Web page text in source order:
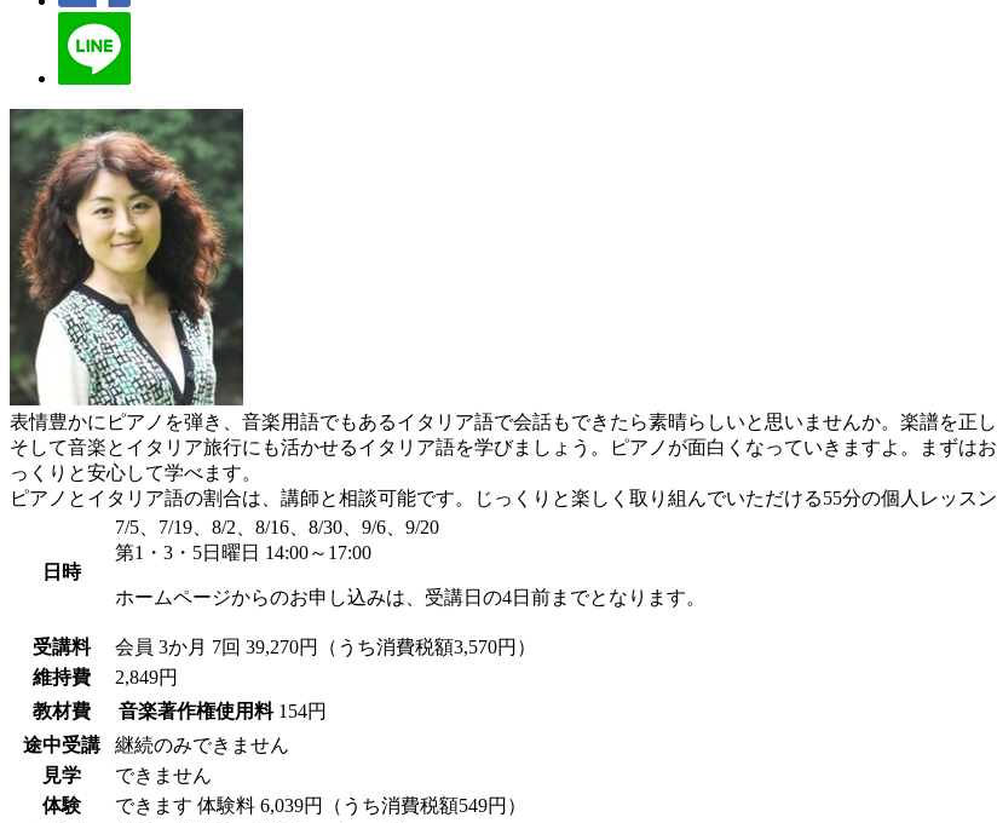
表情豊かにピアノを弾き、音楽用語でもあるイタリア語で会話もできたら素晴らしいと思いませんか。楽譜を正
そして音楽とイタリア旅行にも活かせるイタリア語を学びましょう。ピアノが面白くなっていきますよ。まずは
っくりと安心して学べます。
ピアノとイタリア語の割合は、講師と相談可能です。じっくりと楽しく取り組んでいただける55分の個人レッスン
日時
7/5、7/19、8/2、8/16、8/30、9/6、9/20
第1・3・5日曜日 14:00～17:00
ホームページからのお申し込みは、受講日の4日前までとなります。
受講料 会員 3か月 7回 39,270円（うち消費税額3,570円）
維持費
2,849円
教材費
音楽著作権使用料 154円
途中受講
継続のみできません
見学
できません
体験
できます 体験料 6,039円（うち消費税額549円）